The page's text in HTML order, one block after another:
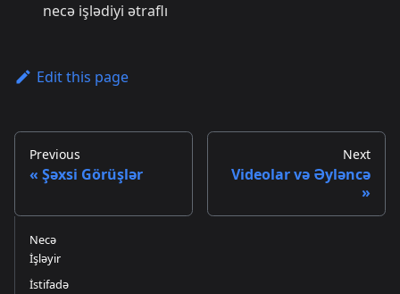
necə işlədiyi ətraflı
Edit this page
Previous
Şəxsi Görüşlər
Next
Videolar və Əyləncə
Necə
İşləyir
İstifadə